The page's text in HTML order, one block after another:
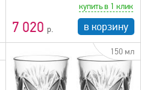
7 020
купить в 1 клик
в корзину
150 мл